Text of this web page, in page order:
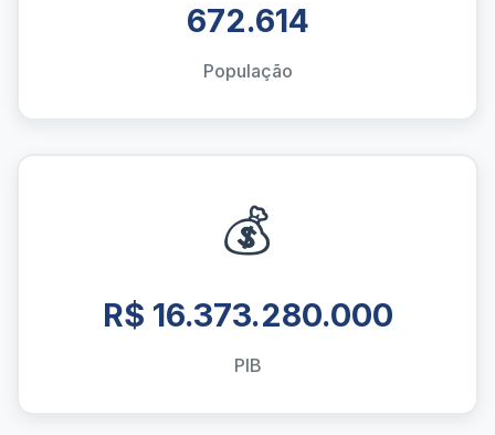
672.614
População
💰
R$ 16.373.280.000
PIB